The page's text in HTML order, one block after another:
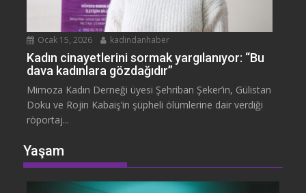
Ocak 15, 2026 kadindanhaber
Kadın cinayetlerini sormak yargılanıyor: “Bu
dava kadınlara gözdağıdır”
Mimoza Kadın Derneği üyesi Şehriban Şeker’in, Gülistan
Doku ve Rojin Kabaiş’in şüpheli ölümlerine dair verdiği
röportaj...
Yaşam